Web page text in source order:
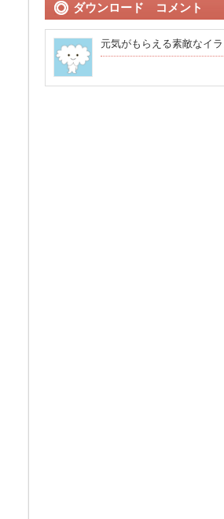
ダウンロード コメント
元気がもらえる素敵なイ